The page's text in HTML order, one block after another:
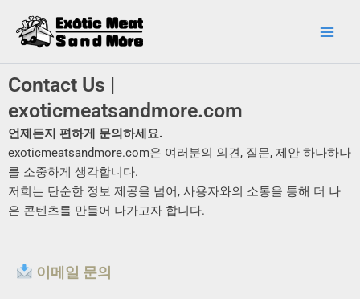
로
건
너
기
Contact Us |
exoticmeatsandmore.com
언제든지 편하게 문의하세요.
exoticmeatsandmore.com은 여러분의 의견, 질문, 제안 하나하나
를 소중하게 생각합니다.
저희는 단순한 정보 제공을 넘어, 사용자와의 소통을 통해 더 나
은 콘텐츠를 만들어 나가고자 합니다.
이메일 문의